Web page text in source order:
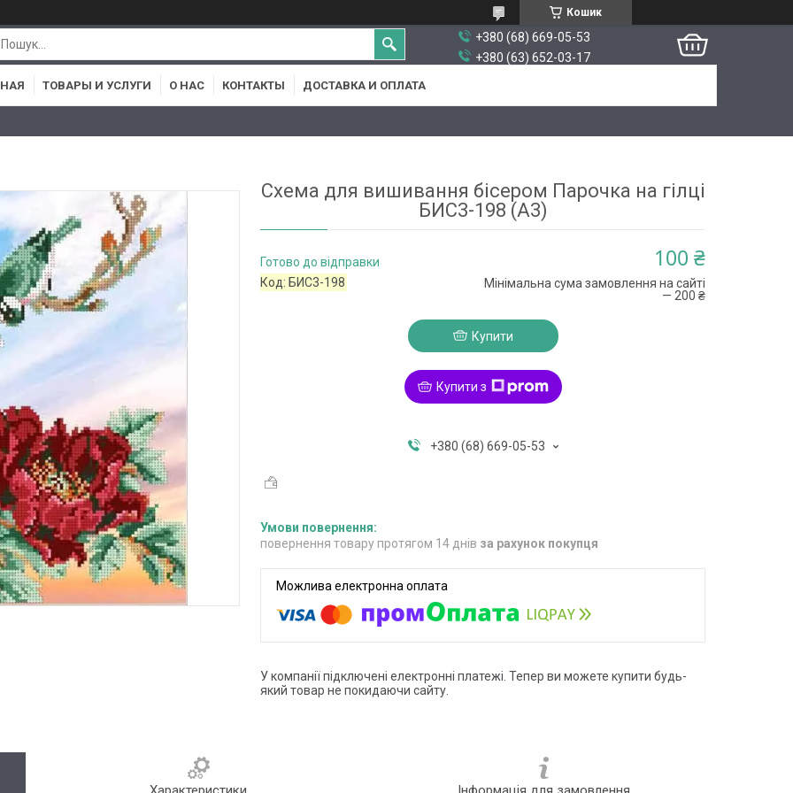
Кошик
+380 (68) 669-05-53
+380 (63) 652-03-17
ТОВАРЫ И УСЛУГИ О НАС КОНТАКТЫ ДОСТАВКА И ОПЛАТА
Схема для вишивання бісером Парочка на гілці
БИС3-198 (А3)
Готово до відправки
Код: БИС3-198
100 ₴
Мінімальна сума замовлення на сайті
— 200 ₴
Купити
Купити з
+380 (68) 669-05-53
повернення товару протягом 14 днів за рахунок покупця
У компанії підключені електронні платежі. Тепер ви можете купити будь-
який товар не покидаючи сайту.